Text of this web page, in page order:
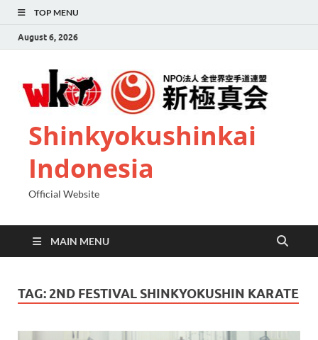
TOP MENU
August 6, 2026
Shinkyokushinkai
Indonesia
Official Website
MAIN MENU
TAG:2ND FESTIVAL SHINKYOKUSHIN KARATE